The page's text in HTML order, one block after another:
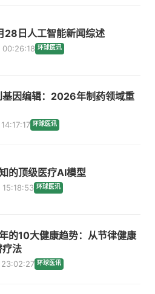
日人工智能新闻综述
环球医讯
基因编辑：2026年制药领域重
环球医讯
的顶级医疗AI模型
环球医讯
的10大健康趋势：从节律健康
疗法
环球医讯